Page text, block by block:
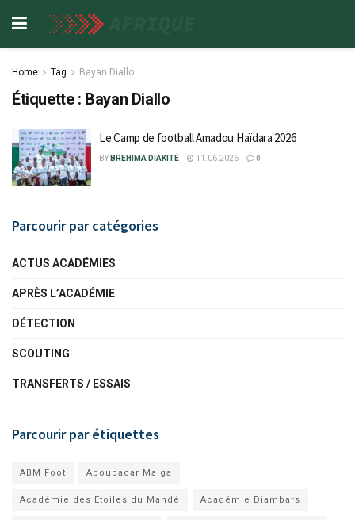
Home Tag Bayan Diallo
Étiquette : Bayan Diallo
Le Camp de football Amadou Haïdara 2026
BY BREHIMA DIAKITÉ 11.06.2026 0
Parcourir par catégories
ACTUS ACADÉMIES
APRÈS L’ACADÉMIE
DÉTECTION
SCOUTING
TRANSFERTS / ESSAIS
Parcourir par étiquettes
ABM Foot Aboubacar Maiga
Académie des Étoiles du Mandé Académie Diambars